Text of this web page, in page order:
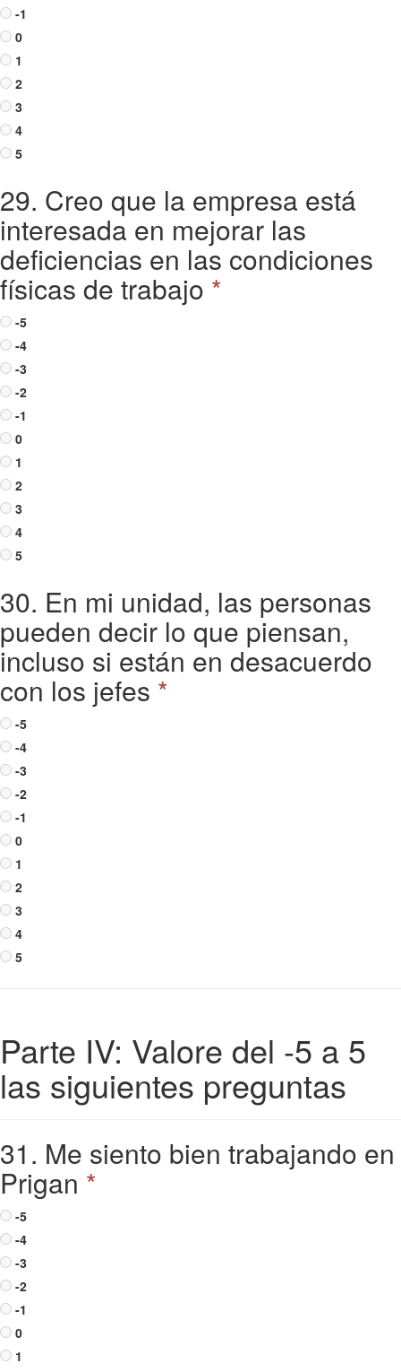
-1
0
1
2
3
4
5
29. Creo que la empresa está
interesada en mejorar las
deficiencias en las condiciones
físicas de trabajo *
-5
-4
-3
-2
-1
0
1
2
3
4
5
30. En mi unidad, las personas
pueden decir lo que piensan,
incluso si están en desacuerdo
con los jefes *
-5
-4
-3
-2
-1
0
1
2
3
4
5
Parte IV: Valore del -5 a 5
las siguientes preguntas
31. Me siento bien trabajando en
Prigan *
-5
-4
-3
-2
-1
0
1